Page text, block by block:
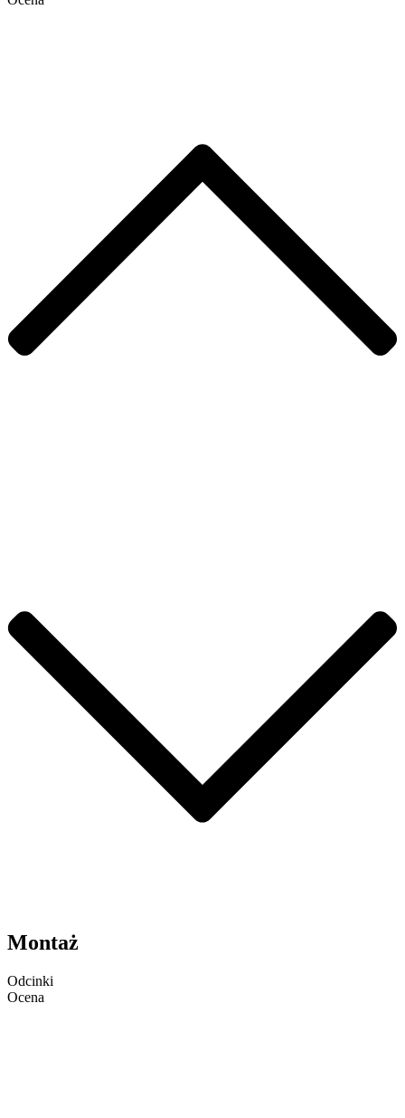
Montaż
Odcinki
Ocena